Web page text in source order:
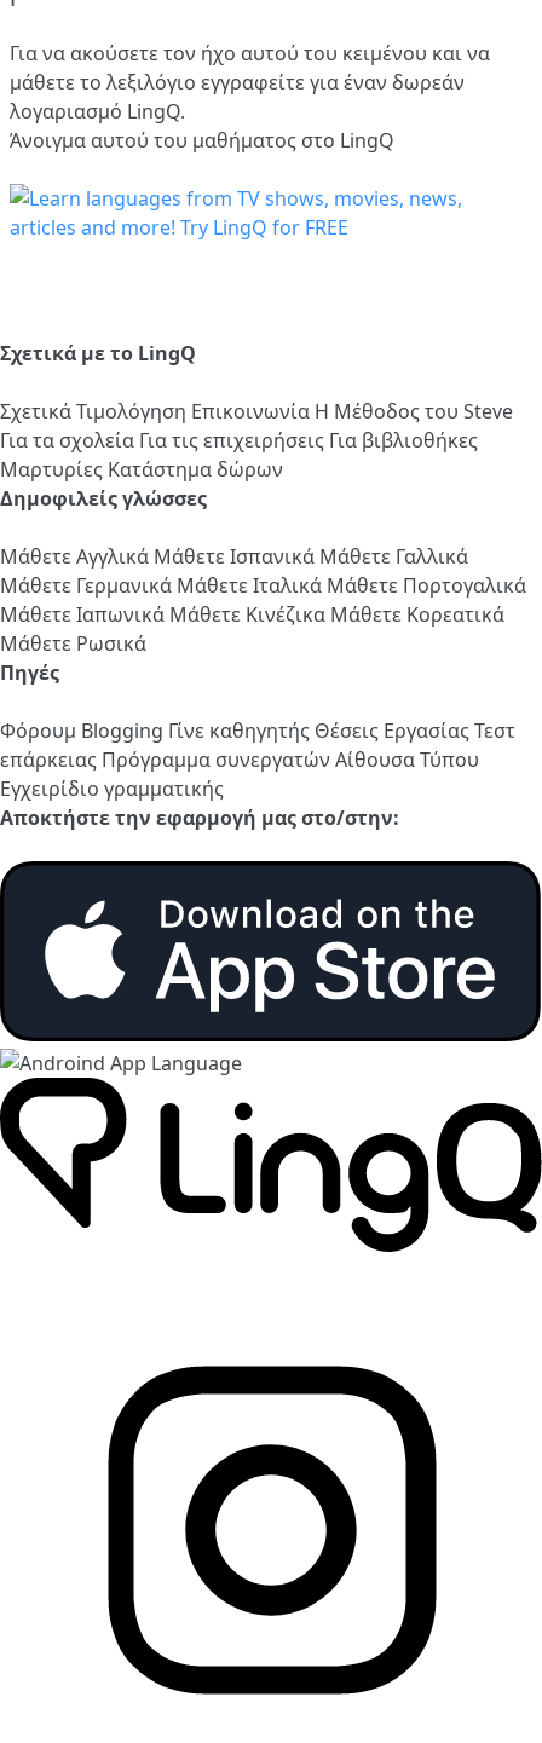
Για να ακούσετε τον ήχο αυτού του κειμένου και να
μάθετε το λεξιλόγιο εγγραφείτε για έναν δωρεάν
λογαριασμό LingQ.
Άνοιγμα αυτού του μαθήματος στο LingQ
Σχετικά με το LingQ
ΣχετικάΤιμολόγηση Επικοινωνία Η Μέθοδος του Steve
Για τα σχολεία Για τις επιχειρήσεις Για βιβλιοθήκες
Μαρτυρίες Κατάστημα δώρων
Δημοφιλείς γλώσσες
Μάθετε Αγγλικά Μάθετε Ισπανικά Μάθετε Γαλλικά
Μάθετε Γερμανικά Μάθετε Ιταλικά Μάθετε Πορτογαλικά
Μάθετε Ιαπωνικά Μάθετε Κινέζικα Μάθετε Κορεατικά
Μάθετε Ρωσικά
Πηγές
Φόρουμ Blogging Γίνε καθηγητής Θέσεις ΕργασίαςΤεστ
επάρκειας Πρόγραμμα συνεργατών Αίθουσα Τύπου
Εγχειρίδιο γραμματικής
Αποκτήστε την εφαρμογή μας στο/στην: